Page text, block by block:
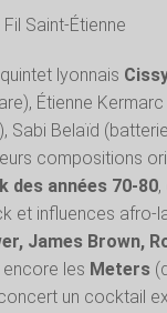
lyonnais
Étienne
Sabi Belaïd
compositions
des années 70-80,
et influences afro-
James Brown,
encore les Meters
un cocktail